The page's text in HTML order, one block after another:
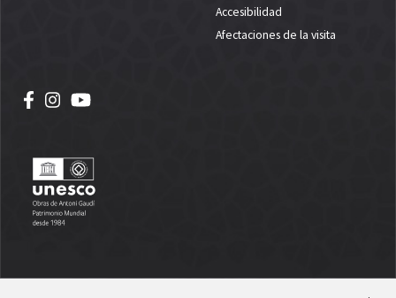
Accesibilidad
Afectaciones de la visita